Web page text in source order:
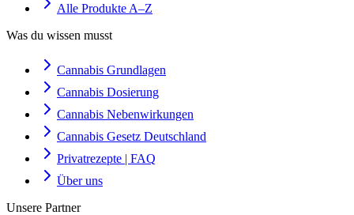
Alle Produkte A–Z
Was du wissen musst
Cannabis Grundlagen
Cannabis Dosierung
Cannabis Nebenwirkungen
Cannabis Gesetz Deutschland
Privatrezepte | FAQ
Über uns
Unsere Partner